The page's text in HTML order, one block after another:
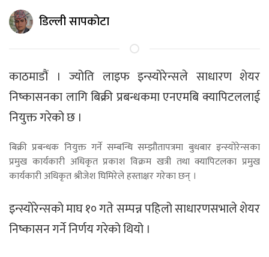
डिल्ली सापकोटा
काठमाडौं । ज्योति लाइफ इन्स्योरेन्सले साधारण शेयर
निष्कासनका लागि बिक्री प्रबन्धकमा एनएमबि क्यापिटललाई
नियुक्त गरेको छ ।
बिक्री प्रबन्धक नियुक्त गर्ने सम्बन्धि सम्झौतापत्रमा बुधबार इन्स्योरेन्सका
प्रमुख कार्यकारी अधिकृत प्रकाश विक्रम खत्री तथा क्यापिटलका प्रमुख
कार्यकारी अधिकृत श्रीजेश घिमिरेले हस्ताक्षर गरेका छन् ।
इन्स्योरेन्सकाे माघ १० गते सम्पन्न पहिलो साधारणसभाले शेयर
निष्कासन गर्ने निर्णय गरेको थियो ।